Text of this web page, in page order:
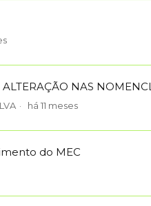
NAS
há 11 meses
do MEC